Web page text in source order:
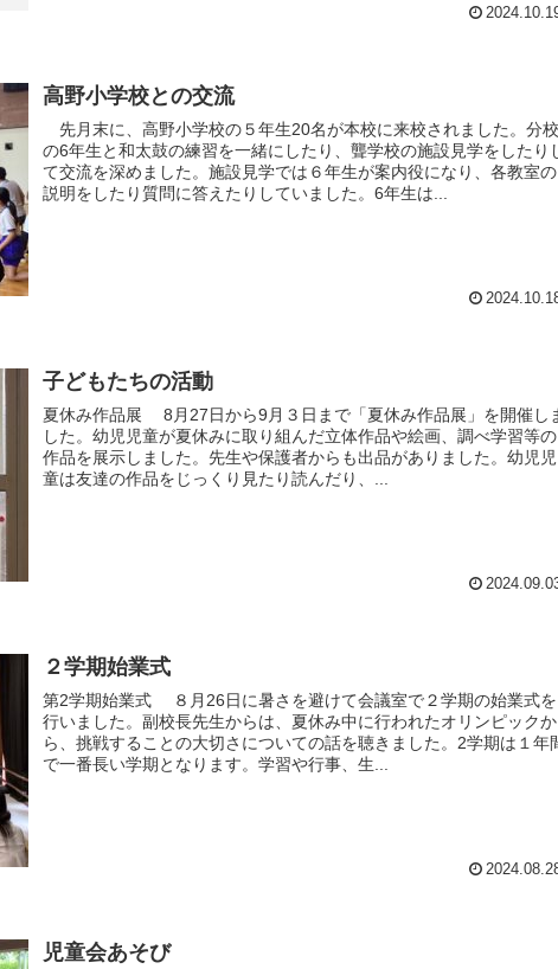
高野小学校との交流
先月末に、高野小学校の５年生20名が本校に来校されました。分校
の6年生と和太鼓の練習を一緒にしたり、聾学校の施設見学をしたり
て交流を深めました。施設見学では６年生が案内役になり、各教室の
説明をしたり質問に答えたりしていました。6年生は...
子どもたちの活動
夏休み作品展 8月27日から9月３日まで「夏休み作品展」を開催しま
した。幼児児童が夏休みに取り組んだ立体作品や絵画、調べ学習等の
作品を展示しました。先生や保護者からも出品がありました。幼児児
童は友達の作品をじっくり見たり読んだり、...
２学期始業式
第2学期始業式 ８月26日に暑さを避けて会議室で２学期の始業式を
行いました。副校長先生からは、夏休み中に行われたオリンピックか
ら、挑戦することの大切さについての話を聴きました。2学期は１年
で一番長い学期となります。学習や行事、生...
児童会あそび